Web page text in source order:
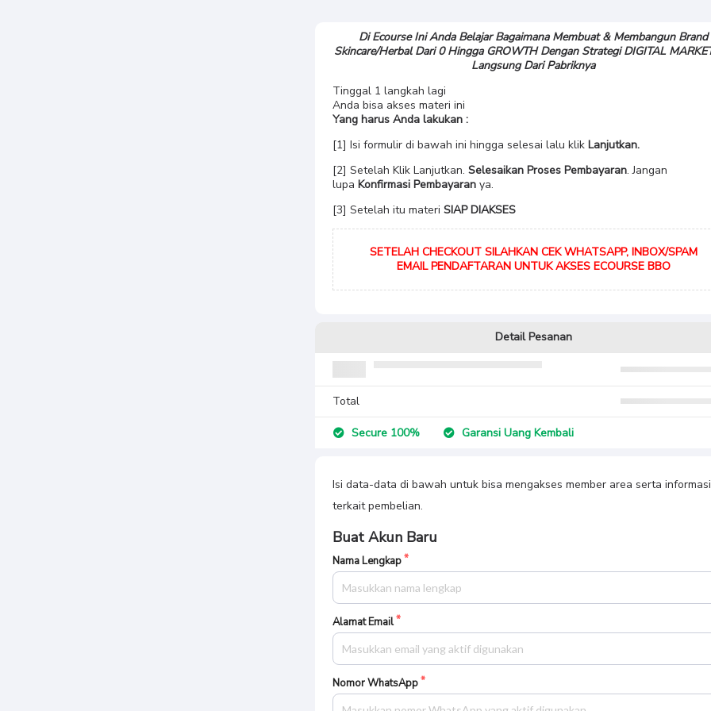
Di Ecourse Ini Anda Belajar Bagaimana Membuat & Membangun Brand
Skincare/Herbal Dari 0 Hingga GROWTH Dengan Strategi DIGITAL
Langsung Dari Pabriknya
Tinggal 1 langkah lagi
Anda bisa akses materi ini
Yang harus Anda lakukan :
[1] Isi formulir di bawah ini hingga selesai lalu klik Lanjutkan.
[2] Setelah Klik Lanjutkan. Selesaikan Proses Pembayaran. Jangan
lupa Konfirmasi Pembayaran ya.
[3] Setelah itu materi SIAP DIAKSES
SETELAH CHECKOUT SILAHKAN CEK WHATSAPP, INBOX/SPAM
EMAIL PENDAFTARAN UNTUK AKSES ECOURSE BBO
Detail Pesanan
Total
Secure 100% Garansi Uang Kembali
Isi data-data di bawah untuk bisa mengakses member area serta informasi
terkait pembelian.
Buat Akun Baru
Nama Lengkap
Alamat Email
Nomor WhatsApp